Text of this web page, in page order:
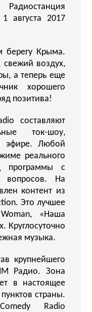
августа 2017
берегу Крыма.
воздух,
а теперь еще
хорошего
позитива!
составляют
ток-шоу,
эфире. Любой
реального
программы с
На
контент из
Это лучшее
«Наша
Круглосуточно
музыка.
крупнейшего
Радио. Зона
в настоящее
страны.
Radio